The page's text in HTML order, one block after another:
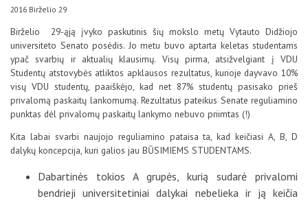
Studentų atstovai
D.U.K
Kontaktai
2016 Birželio 29
Birželio 29-ąją įvyko paskutinis šių mokslo metų Vytauto Didžiojo
universiteto Senato posėdis. Jo metu buvo aptarta keletas studentams
ypač svarbių ir aktualių klausimų. Visų pirma, atsižvelgiant į VDU
Studentų atstovybės atliktos apklausos rezultatus, kurioje dayvavo 10%
visų VDU studentų, paaiškėjo, kad net 87% studentų pasisako prieš
privalomą paskaitų lankomumą. Rezultatus pateikus Senate reguliamino
punktas dėl privalomų paskaitų lankymo nebuvo priimtas (!)
Kita labai svarbi naujojo reguliamino pataisa ta, kad keičiasi A, B, D
dalykų koncepcija, kuri galios jau BŪSIMIEMS STUDENTAMS.
Dabartinės tokios A grupės, kurią sudarė privalomi
bendrieji universitetiniai dalykai nebelieka ir ją keičia